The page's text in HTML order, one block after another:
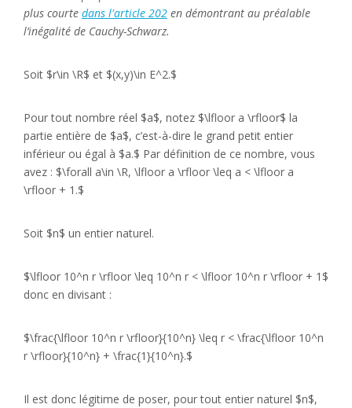
plus courte dans l'article 202 en démontrant au préalable
l’inégalité de Cauchy-Schwarz.
Soit $r\in \R$ et $(x,y)\in E^2.$
Pour tout nombre réel $a$, notez $\lfloor a \rfloor$ la
partie entière de $a$, c’est-à-dire le grand petit entier
inférieur ou égal à $a.$ Par définition de ce nombre, vous
avez : $\forall a\in \R, \lfloor a \rfloor \leq a < \lfloor a
\rfloor + 1.$
Soit $n$ un entier naturel.
$\lfloor 10^n r \rfloor \leq 10^n r < \lfloor 10^n r \rfloor + 1$
donc en divisant :
$\frac{\lfloor 10^n r \rfloor}{10^n} \leq r < \frac{\lfloor 10^n
r \rfloor}{10^n} + \frac{1}{10^n}.$
Il est donc légitime de poser, pour tout entier naturel $n$,